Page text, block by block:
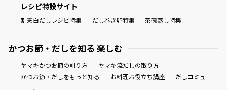
レシピ特設サイト
割烹白だしレシピ特集 だし巻き卵特集 茶碗蒸し特集
かつお節・だしを知る 楽しむ
ヤマキかつお節の削り方
ヤマキ流だしの取り方
かつお節・だしをもっと知る
お料理お役立ち講座 だしコミュ